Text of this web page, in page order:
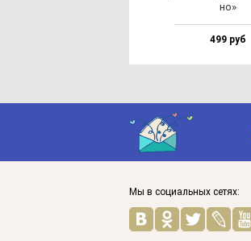
но»
499 руб
Мы в социальных сетях: